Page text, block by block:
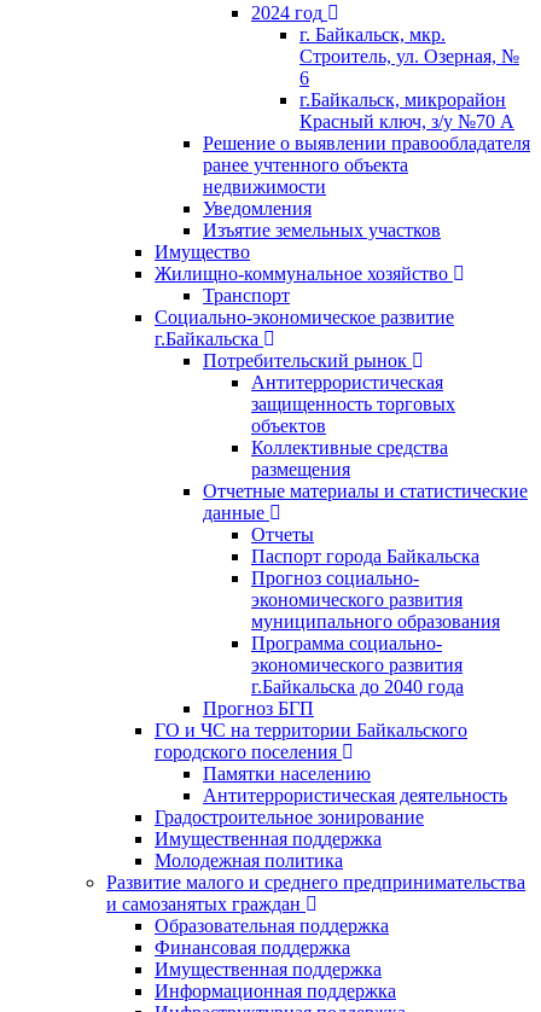
2024 год
г. Байкальск, мкр.
Строитель, ул. Озерная, №
6
г.Байкальск, микрорайон
Красный ключ, з/у №70 А
Решение о выявлении правообладателя
ранее учтенного объекта
недвижимости
Уведомления
Изъятие земельных участков
Имущество
Жилищно-коммунальное хозяйство
Транспорт
Социально-экономическое развитие
г.Байкальска
Потребительский рынок
Антитеррористическая
защищенность торговых
объектов
Коллективные средства
размещения
Отчетные материалы и статистические
данные
Отчеты
Паспорт города Байкальска
Прогноз социально-
экономического развития
муниципального образования
Программа социально-
экономического развития
г.Байкальска до 2040 года
Прогноз БГП
ГО и ЧС на территории Байкальского
городского поселения
Памятки населению
Антитеррористическая деятельность
Градостроительное зонирование
Имущественная поддержка
Молодежная политика
Развитие малого и среднего предпринимательства
и самозанятых граждан
Образовательная поддержка
Финансовая поддержка
Имущественная поддержка
Информационная поддержка